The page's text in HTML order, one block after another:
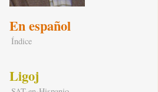
En español
Índice
Ligoj